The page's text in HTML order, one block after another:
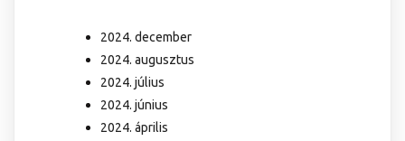
2024. december
2024. augusztus
2024. július
2024. június
2024. április